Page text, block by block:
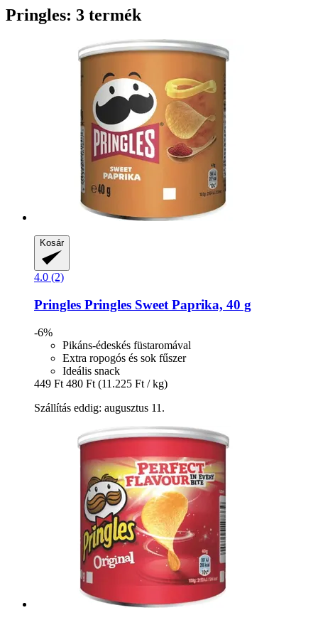
Pringles: 3 termék
Kosár
4.0 (2)
Pringles Pringles Sweet Paprika, 40 g
-6%
Pikáns-édeskés füstaromával
Extra ropogós és sok fűszer
Ideális snack
449 Ft 480 Ft (11.225 Ft / kg)
Szállítás eddig: augusztus 11.